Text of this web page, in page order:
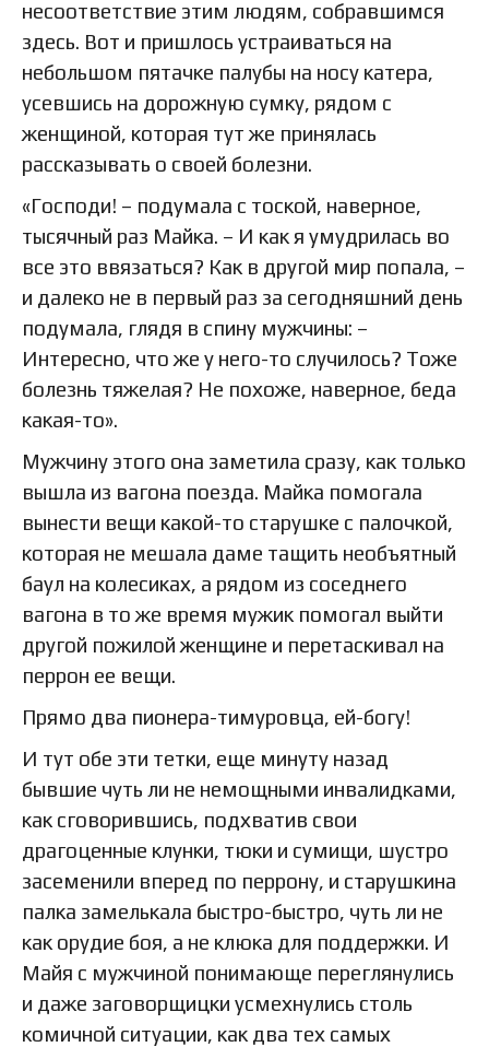
несоответствие этим людям, собравшимся
здесь. Вот и пришлось устраиваться на
небольшом пятачке палубы на носу катера,
усевшись на дорожную сумку, рядом с
женщиной, которая тут же принялась
рассказывать о своей болезни.
«Господи! – подумала с тоской, наверное,
тысячный раз Майка. – И как я умудрилась во
все это ввязаться? Как в другой мир попала, –
и далеко не в первый раз за сегодняшний день
подумала, глядя в спину мужчины: –
Интересно, что же у него-то случилось? Тоже
болезнь тяжелая? Не похоже, наверное, беда
какая-то».
Мужчину этого она заметила сразу, как только
вышла из вагона поезда. Майка помогала
вынести вещи какой-то старушке с палочкой,
которая не мешала даме тащить необъятный
баул на колесиках, а рядом из соседнего
вагона в то же время мужик помогал выйти
другой пожилой женщине и перетаскивал на
перрон ее вещи.
Прямо два пионера-тимуровца, ей-богу!
И тут обе эти тетки, еще минуту назад
бывшие чуть ли не немощными инвалидками,
как сговорившись, подхватив свои
драгоценные клунки, тюки и сумищи, шустро
засеменили вперед по перрону, и старушкина
палка замелькала быстро-быстро, чуть ли не
как орудие боя, а не клюка для поддержки. И
Майя с мужчиной понимающе переглянулись
и даже заговорщицки усмехнулись столь
комичной ситуации, как два тех самых